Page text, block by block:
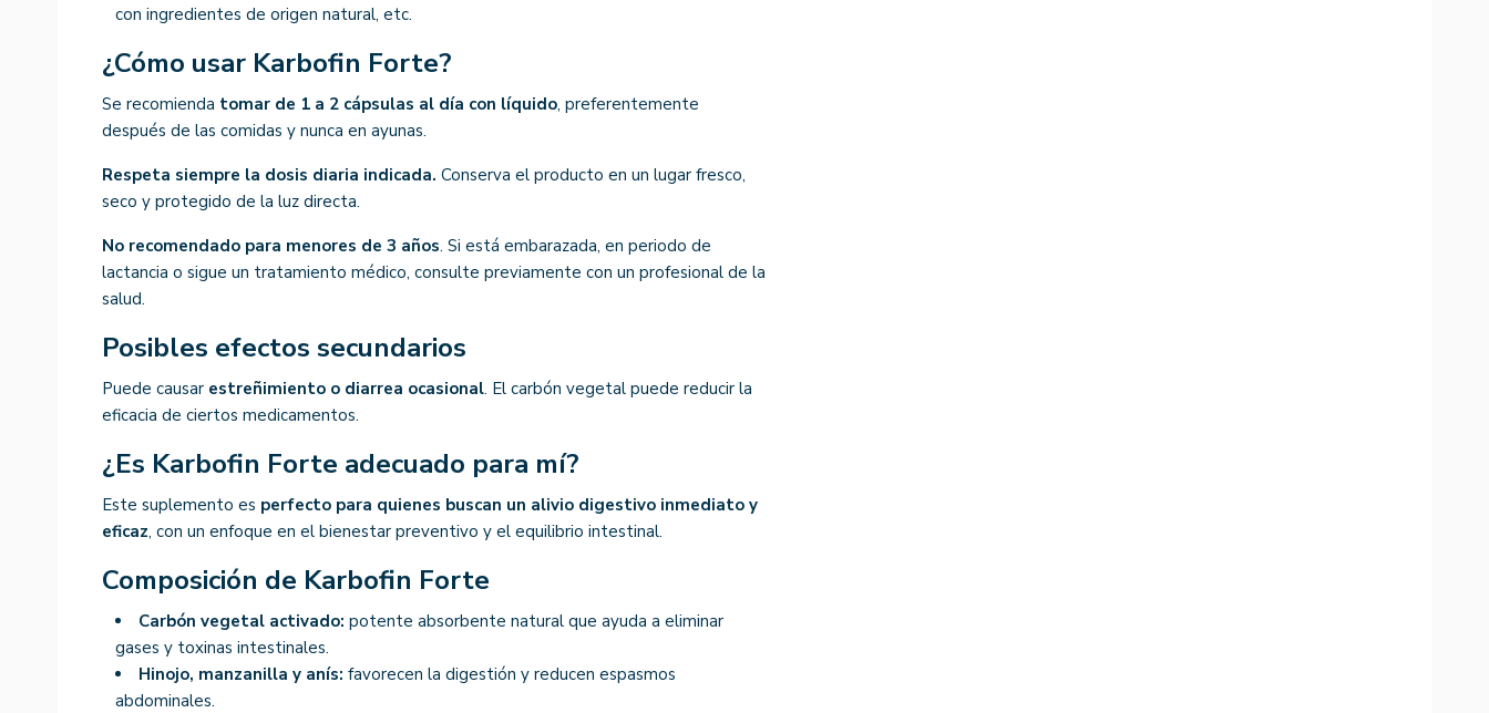
con ingredientes de origen natural, etc.
¿Cómo usar Karbofin Forte?
Se recomienda tomar de 1 a 2 cápsulas al día con líquido, preferentemente
después de las comidas y nunca en ayunas.
Respeta siempre la dosis diaria indicada. Conserva el producto en un lugar fresco,
seco y protegido de la luz directa.
No recomendado para menores de 3 años. Si está embarazada, en periodo de
lactancia o sigue un tratamiento médico, consulte previamente con un profesional de la
salud.
Posibles efectos secundarios
Puede causar estreñimiento o diarrea ocasional. El carbón vegetal puede reducir la
eficacia de ciertos medicamentos.
¿Es Karbofin Forte adecuado para mí?
Este suplemento es perfecto para quienes buscan un alivio digestivo inmediato y
eficaz, con un enfoque en el bienestar preventivo y el equilibrio intestinal.
Composición de Karbofin Forte
Carbón vegetal activado: potente absorbente natural que ayuda a eliminar
gases y toxinas intestinales.
Hinojo, manzanilla y anís: favorecen la digestión y reducen espasmos
abdominales.